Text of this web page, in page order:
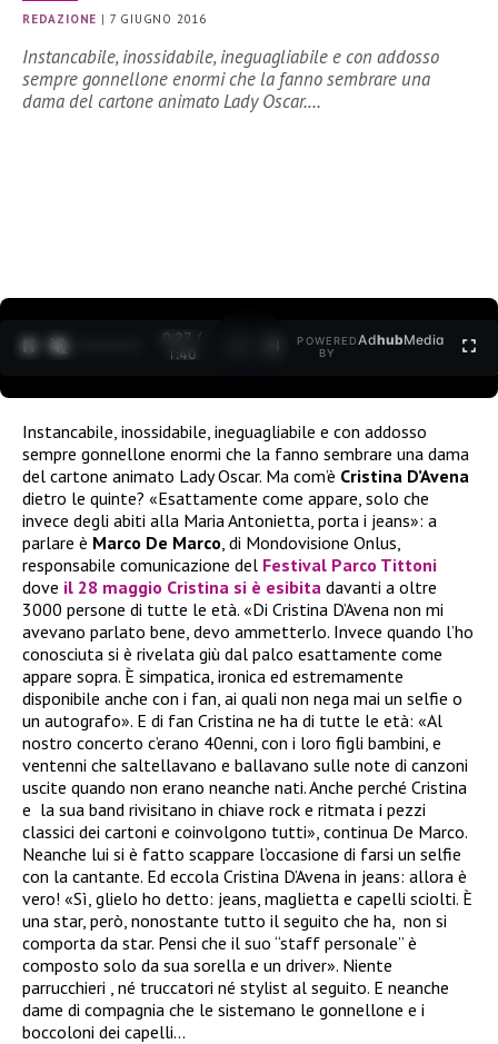
REDAZIONE | 7 GIUGNO 2016
Instancabile, inossidabile, ineguagliabile e con addosso
sempre gonnellone enormi che la fanno sembrare una
dama del cartone animato Lady Oscar.…
0:28 /
1:40
POWERED
BY
AdhubMedia
Instancabile, inossidabile, ineguagliabile e con addosso
sempre gonnellone enormi che la fanno sembrare una dama
del cartone animato Lady Oscar. Ma com’è Cristina D’Avena
dietro le quinte? «Esattamente come appare, solo che
invece degli abiti alla Maria Antonietta, porta i jeans»: a
parlare è Marco De Marco , di Mondovisione Onlus,
responsabile comunicazione del Festival Parco Tittoni
dove il 28 maggio Cristina si è esibita davanti a oltre
3000 persone di tutte le età. «Di Cristina D’Avena non mi
avevano parlato bene, devo ammetterlo. Invece quando l’ho
conosciuta si è rivelata giù dal palco esattamente come
appare sopra. È simpatica, ironica ed estremamente
disponibile anche con i fan, ai quali non nega mai un selfie o
un autografo». E di fan Cristina ne ha di tutte le età: «Al
nostro concerto c’erano 40enni, con i loro figli bambini, e
ventenni che saltellavano e ballavano sulle note di canzoni
uscite quando non erano neanche nati. Anche perché Cristina
e la sua band rivisitano in chiave rock e ritmata i pezzi
classici dei cartoni e coinvolgono tutti», continua De Marco.
Neanche lui si è fatto scappare l’occasione di farsi un selfie
con la cantante. Ed eccola Cristina D’Avena in jeans: allora è
vero! «Sì, glielo ho detto: jeans, maglietta e capelli sciolti. È
una star, però, nonostante tutto il seguito che ha, non si
comporta da star. Pensi che il suo “staff personale” è
composto solo da sua sorella e un driver». Niente
parrucchieri , né truccatori né stylist al seguito. E neanche
dame di compagnia che le sistemano le gonnellone e i
boccoloni dei capelli…